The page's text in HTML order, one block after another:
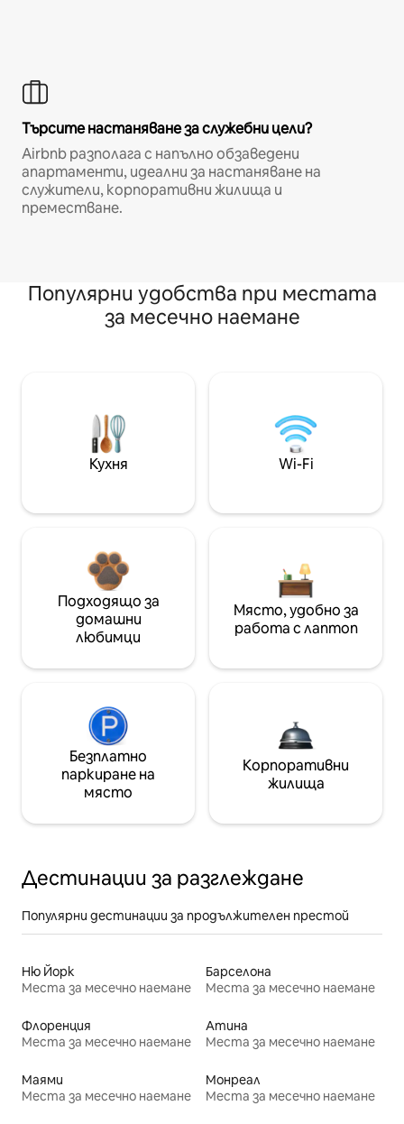
Търсите настаняване за служебни цели?
Airbnb разполага с напълно обзаведени
апартаменти, идеални за настаняване на
служители, корпоративни жилища и
преместване.
Популярни удобства при местата
за месечно наемане
Кухня Wi-Fi
Подходящо за
домашни
любимци
Място, удобно за
работа с лаптоп
Безплатно
паркиране на
място
Корпоративни
жилища
Дестинации за разглеждане
Популярни дестинации за продължителен престой
Ню Йорк
Места за месечно наемане
Барселона
Места за месечно наемане
Флоренция
Места за месечно наемане
Атина
Места за месечно наемане
Маями
Места за месечно наемане
Монреал
Места за месечно наемане